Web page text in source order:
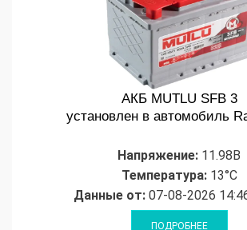
АКБ MUTLU SFB 3
установлен в автомобиль
Напряжение: 11.98В
Температура:13°C
Данные от: 07-08-2026